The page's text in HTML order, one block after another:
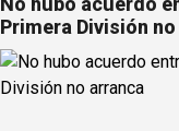
Primera División